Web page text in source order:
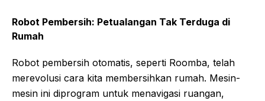
Robot Pembersih: Petualangan Tak Terduga di
Rumah
Robot pembersih otomatis, seperti Roomba, telah
merevolusi cara kita membersihkan rumah. Mesin-
mesin ini diprogram untuk menavigasi ruangan,